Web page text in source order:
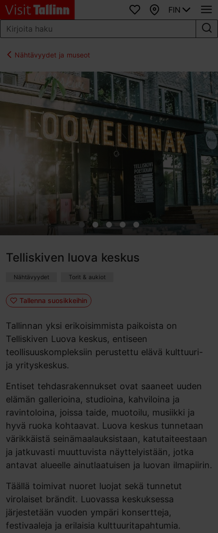
SuosikitKartta
FIN
Nähtävyydet ja museot
Telliskiven luova keskus
Nähtävyydet Torit & aukiot
Tallenna suosikkeihin
Tallinnan yksi erikoisimmista paikoista on
Telliskiven Luova keskus, entiseen
teollisuuskompleksiin perustettu elävä kulttuuri-
ja yrityskeskus.
Entiset tehdasrakennukset ovat saaneet uuden
elämän gallerioina, studioina, kahviloina ja
ravintoloina, joissa taide, muotoilu, musiikki ja
hyvä ruoka kohtaavat. Luova keskus tunnetaan
värikkäistä seinämaalauksistaan, katutaiteestaan
ja jatkuvasti muuttuvista näyttelyistään, jotka
antavat alueelle ainutlaatuisen ja luovan ilmapiirin.
Täällä toimivat nuoret luojat sekä tunnetut
virolaiset brändit. Luovassa keskuksessa
järjestetään vuoden ympäri konsertteja,
festivaaleja ja erilaisia kulttuuritapahtumia.